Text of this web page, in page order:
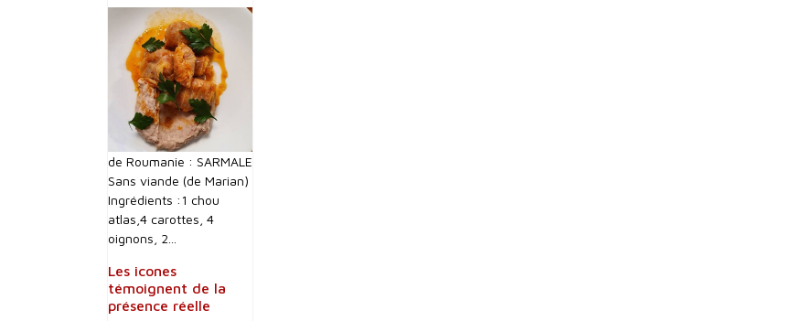
de Roumanie : SARMALE
Sans viande (de Marian)
Ingrédients :1 chou
atlas,4 carottes, 4
oignons, 2...
Les icones
témoignent de la
présence réelle